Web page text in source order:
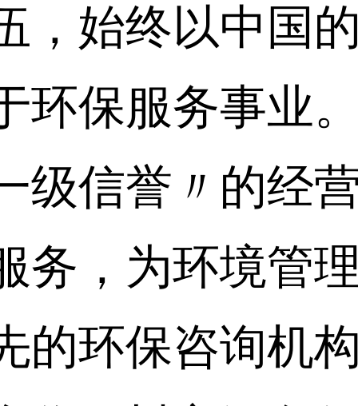
，始终以中国
环保服务事业
级信誉〃的经
务，为环境管
的环保咨询机